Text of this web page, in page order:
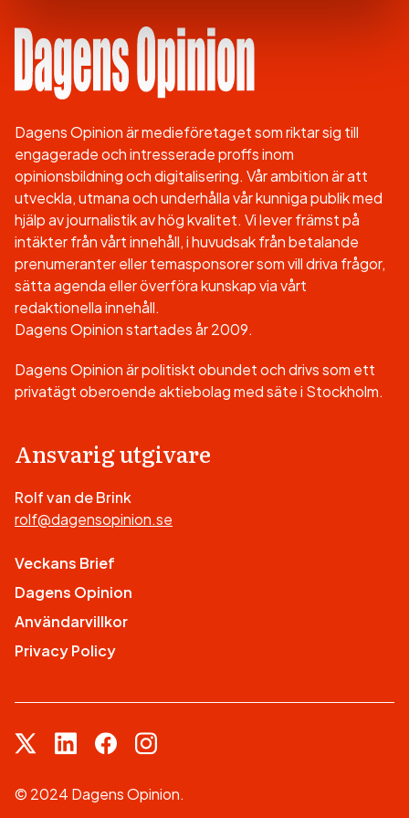
Dagens Opinion är medieföretaget som riktar sig till
engagerade och intresserade proffs inom
opinionsbildning och digitalisering. Vår ambition är att
utveckla, utmana och underhålla vår kunniga publik med
hjälp av journalistik av hög kvalitet. Vi lever främst på
intäkter från vårt innehåll, i huvudsak från betalande
prenumeranter eller temasponsorer som vill driva frågor,
sätta agenda eller överföra kunskap via vårt
redaktionella innehåll.
Dagens Opinion startades år 2009.
Dagens Opinion är politiskt obundet och drivs som ett
privatägt oberoende aktiebolag med säte i Stockholm.
Ansvarig utgivare
Rolf van de Brink
rolf@dagensopinion.se
Veckans Brief
Dagens Opinion
Användarvillkor
Privacy Policy
© 2024 Dagens Opinion.